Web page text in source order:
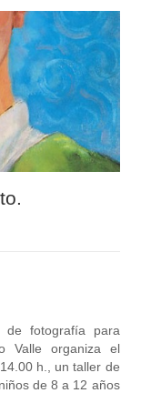
fotografía para
Valle organiza el
h., un taller de
de 8 a 12 años